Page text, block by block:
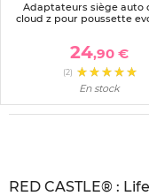
Adaptateurs siège auto
cloud z pour poussette
24,90 €
(2)
En stock
RED CASTLE® :